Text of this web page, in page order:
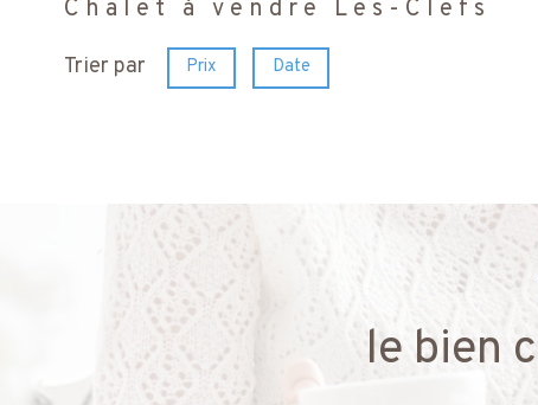
Chalet à vendre Les-Clefs
Trier par Prix Date
le bien